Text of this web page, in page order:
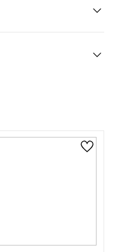
с динозавриком